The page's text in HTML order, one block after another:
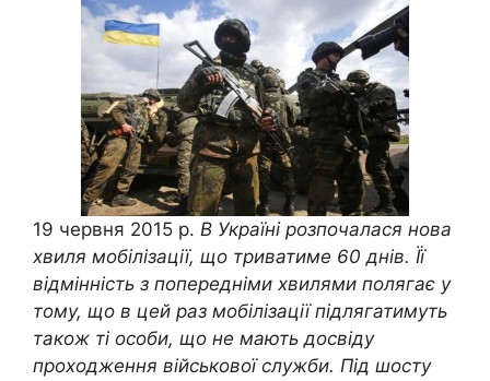
19 червня 2015 р. В Україні розпочалася нова
хвиля мобілізації, що триватиме 60 днів. Її
відмінність з попередніми хвилями полягає у
тому, що в цей раз мобілізації підлягатимуть
також ті особи, що не мають досвіду
проходження військової служби. Під шосту